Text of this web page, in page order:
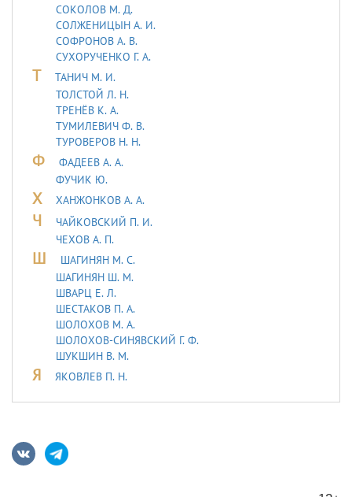
СОКОЛОВ М. Д.
СОЛЖЕНИЦЫН А. И.
СОФРОНОВ А. В.
СУХОРУЧЕНКО Г. А.
Т
ТАHИЧ М. И.
ТОЛСТОЙ Л. Н.
ТРЕНЁВ К. А.
ТУМИЛЕВИЧ Ф. В.
ТУРОВЕРОВ Н. Н.
Ф
ФАДЕЕВ А. А.
ФУЧИК Ю.
Х ХАНЖОНКОВ А. А.
Ч
ЧАЙКОВСКИЙ П. И.
ЧЕХОВ А. П.
Ш
ШАГИНЯН М. С.
ШАГИНЯН Ш. М.
ШВАРЦ Е. Л.
ШЕСТАКОВ П. А.
ШОЛОХОВ М. А.
ШОЛОХОВ-СИНЯВСКИЙ Г. Ф.
ШУКШИН В. М.
Я ЯКОВЛЕВ П. Н.